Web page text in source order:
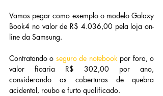
Vamos pegar como exemplo o modelo Galaxy
Book4 no valor de R$ 4.036,00 pela loja on-
line da Samsung.
Contratando o seguro de notebook por fora, o
valor ficaria R$ 302,00 por ano,
considerando as coberturas de quebra
acidental, roubo e furto qualificado.